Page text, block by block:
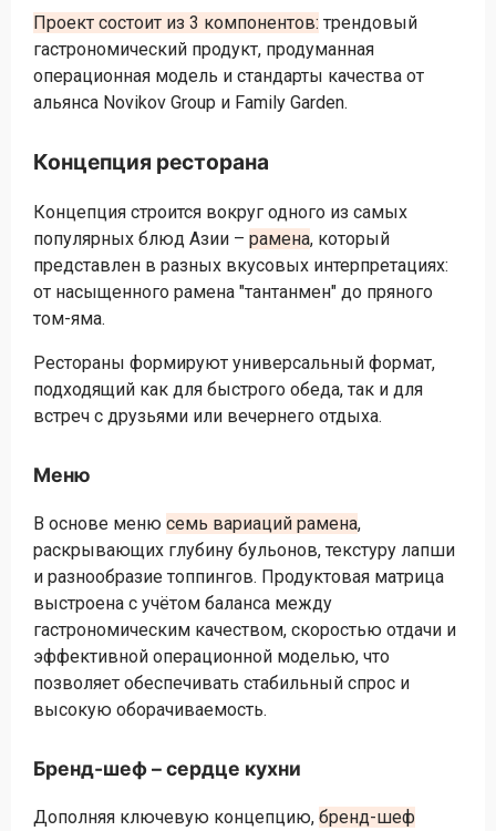
Проект состоит из 3 компонентов: трендовый
гастрономический продукт, продуманная
операционная модель и стандарты качества от
альянса Novikov Group и Family Garden.
Концепция ресторана
Концепция строится вокруг одного из самых
популярных блюд Азии – рамена, который
представлен в разных вкусовых интерпретациях:
от насыщенного рамена "тантанмен" до пряного
том-яма.
Рестораны формируют универсальный формат,
подходящий как для быстрого обеда, так и для
встреч с друзьями или вечернего отдыха.
Меню
В основе меню семь вариаций рамена,
раскрывающих глубину бульонов, текстуру лапши
и разнообразие топпингов. Продуктовая матрица
выстроена с учётом баланса между
гастрономическим качеством, скоростью отдачи и
эффективной операционной моделью, что
позволяет обеспечивать стабильный спрос и
высокую оборачиваемость.
Бренд-шеф – сердце кухни
Дополняя ключевую концепцию, бренд-шеф